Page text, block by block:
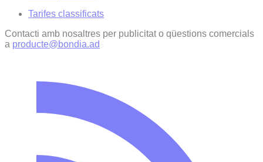
Tarifes classificats
Contacti amb nosaltres per publicitat o qüestions comercials
a producte@bondia.ad